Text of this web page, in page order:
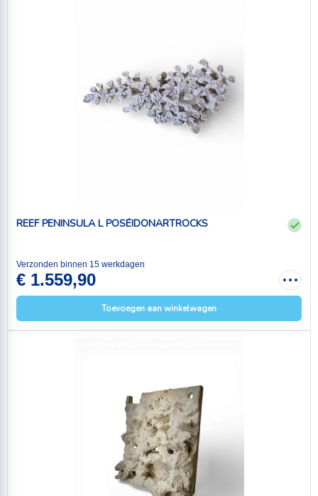
REEF PENINSULA L POSÉIDONARTROCKS
Verzonden binnen 15 werkdagen
€ 1.559,90
Toevoegen aan winkelwagen